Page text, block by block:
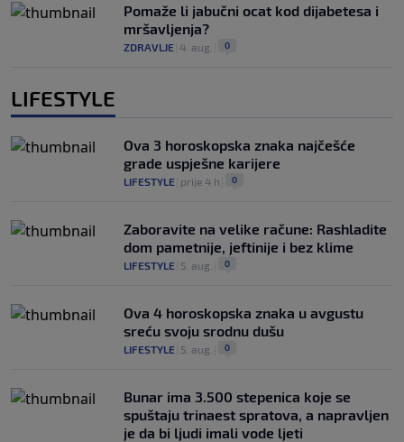
Pomaže li jabučni ocat kod dijabetesa i
mršavljenja?
ZDRAVLJE 4. aug. 0
LIFESTYLE
Ova 3 horoskopska znaka najčešće
grade uspješne karijere
LIFESTYLE prije 4 h 0
Zaboravite na velike račune: Rashladite
dom pametnije, jeftinije i bez klime
LIFESTYLE 5. aug. 0
Ova 4 horoskopska znaka u avgustu
sreću svoju srodnu dušu
LIFESTYLE 5. aug. 0
Bunar imа 3.500 stepenica koje se
spuštaju trinaest spratova, a napravljen
je da bi ljudi imali vode ljeti